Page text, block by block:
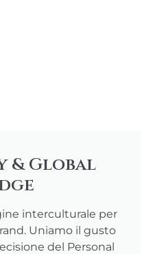
& Global
interculturale per
Uniamo il gusto
del Personal